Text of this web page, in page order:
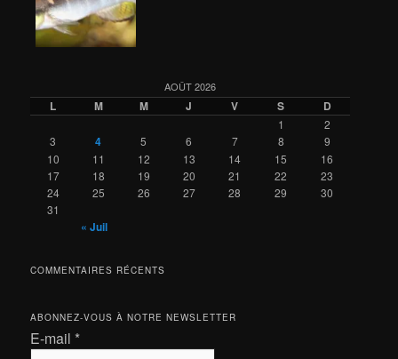
AOÛT 2026
L M M J V S D
1
2
3
4 5 6 7 8
9
10
11 12 13 14 15
16
17
18 19 20 21 22
23
24
25 26 27 28 29
30
31
« Juil
COMMENTAIRES RÉCENTS
ABONNEZ-VOUS À NOTRE NEWSLETTER
E-mail *